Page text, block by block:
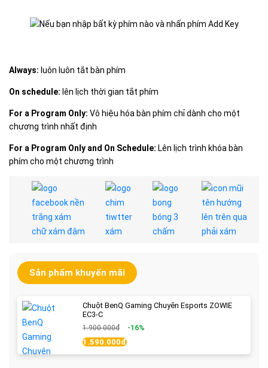
Always: luôn luôn tắt bàn phím
On schedule: lên lịch thời gian tắt phím
For a Program Only: Vô hiệu hóa bàn phím chỉ dành cho một
chương trình nhất định
For a Program Only and On Schedule: Lên lịch trình khóa bàn
phím cho một chương trình
Sản phẩm khuyến mãi
Chuột BenQ Gaming Chuyên Esports ZOWIE
EC3-C
1.900.000đ -16%
1.590.000đ